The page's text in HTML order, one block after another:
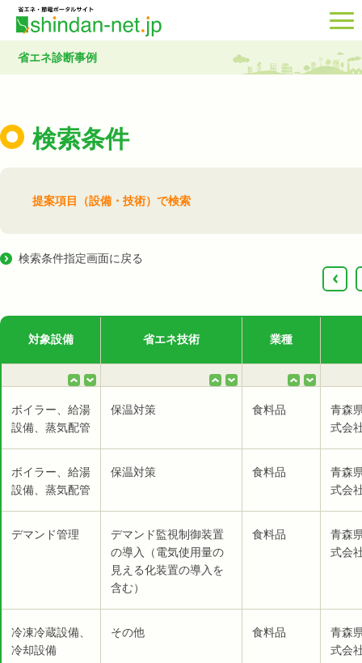
省エネ診断事例
検索条件
提案項目（設備・技術）で検索
検索条件指定画面に戻る
‹
対象設備 省エネ技術 業種
ボイラー、給湯
設備、蒸気配管
保温対策 食料品
青森
式会
ボイラー、給湯
設備、蒸気配管
保温対策 食料品
青森
式会
デマンド管理
デマンド監視制御装置
の導入（電気使用量の
見える化装置の導入を
含む）
食料品
青森
式会
冷凍冷蔵設備、
冷却設備
その他 食料品
青森
式会